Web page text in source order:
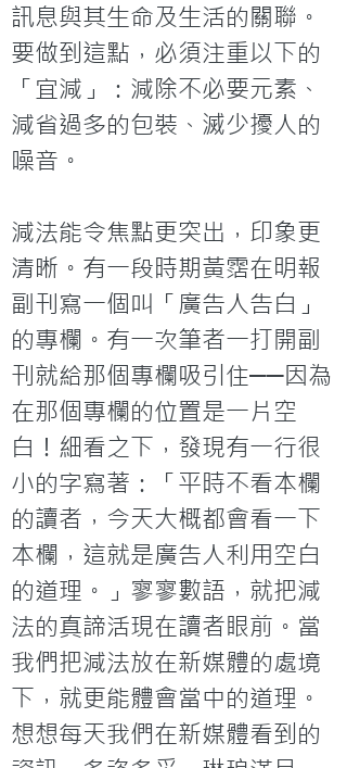
訊息與其生命及生活的關聯。
要做到這點，必須注重以下的
「宜減」：減除不必要元素、
減省過多的包裝、滅少擾人的
噪音。
減法能令焦點更突出，印象更
清晰。有一段時期黃霑在明報
副刊寫一個叫「廣告人告白」
的專欄。有一次筆者一打開副
刊就給那個專欄吸引住──因為
在那個專欄的位置是一片空
白！細看之下，發現有一行很
小的字寫著：「平時不看本欄
的讀者，今天大概都會看一下
本欄，這就是廣告人利用空白
的道理。」寥寥數語，就把減
法的真諦活現在讀者眼前。當
我們把減法放在新媒體的處境
下，就更能體會當中的道理。
想想每天我們在新媒體看到的